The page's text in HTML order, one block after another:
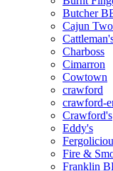
Butcher
Cajun
Charboss
Cimarron
Cowtown
crawford
crawford-
Crawford's
Eddy's
Fire &
Franklin